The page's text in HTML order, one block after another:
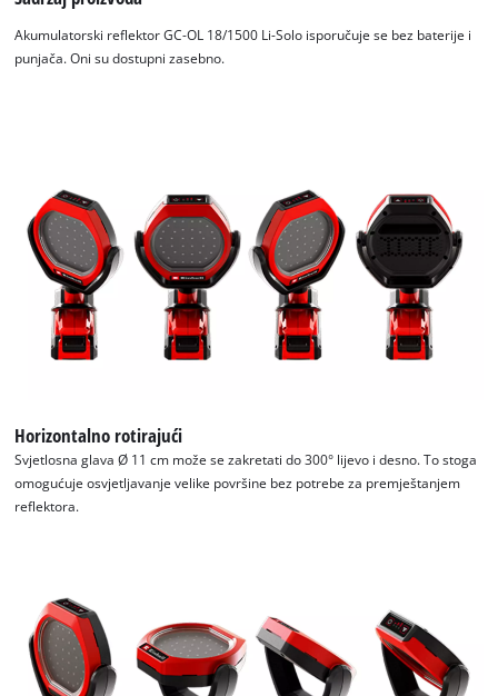
We need your consent to load the
Google Maps service!
This content is not permitted to load due
to trackers that are not disclosed to the
visitor. The website owner needs to setup
the site with their CMP to add this content
to the list of technologies used.
Akumulatorski reflektor GC-OL 18/1500 Li-Solo isporučuje se bez baterije i
punjača. Oni su dostupni zasebno.
Horizontalno rotirajući
Svjetlosna glava Ø 11 cm može se zakretati do 300° lijevo i desno. To stoga
omogućuje osvjetljavanje velike površine bez potrebe za premještanjem
reflektora.